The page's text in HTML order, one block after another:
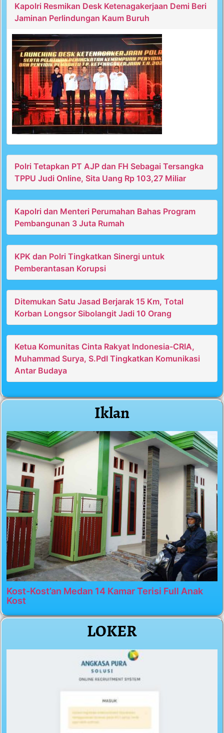
Kapolri Resmikan Desk Ketenagakerjaan Demi Beri
Jaminan Perlindungan Kaum Buruh
Polri Tetapkan PT AJP dan FH Sebagai Tersangka
TPPU Judi Online, Sita Uang Rp 103,27 Miliar
Kapolri dan Menteri Perumahan Bahas Program
Pembangunan 3 Juta Rumah
KPK dan Polri Tingkatkan Sinergi untuk
Pemberantasan Korupsi
Ditemukan Satu Jasad Berjarak 15 Km, Total
Korban Longsor Sibolangit Jadi 10 Orang
Ketua Komunitas Cinta Rakyat Indonesia-CRIA,
Muhammad Surya, S.PdI Tingkatkan Komunikasi
Antar Budaya
Iklan
Kost-Kost’an Medan 14 Kamar Terisi Full Anak
Kost
LOKER